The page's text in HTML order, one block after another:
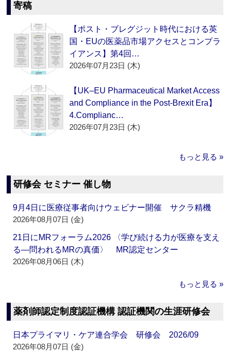
寄稿
【ポスト・ブレグジット時代における英
国・EUの医薬品市場アクセスとコンプラ
イアンス】第4回…
2026年07月23日 (木)
【UK–EU Pharmaceutical Market Access
and Compliance in the Post-Brexit Era】
4.Complianc…
2026年07月23日 (木)
もっと見る »
研修会 セミナー 催し物
9月4日に医療従事者向けウェビナー開催 サクラ精機
2026年08月07日 (金)
21日にMRフォーラム2026 〈学び続ける力が医療を支え
る―問われるMRの真価〉 MR認定センター
2026年08月06日 (木)
もっと見る »
薬剤師認定制度認証機構 認証機関の生涯研修会
日本プライマリ・ケア連合学会 研修会 2026/09
2026年08月07日 (金)